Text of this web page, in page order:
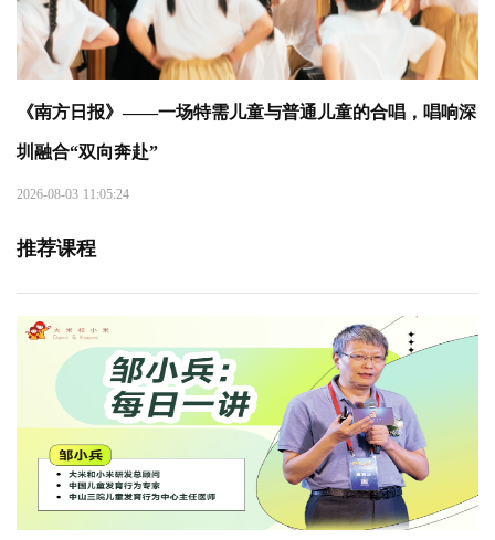
《南方日报》——一场特需儿童与普通儿童的合唱，唱响深
圳融合“双向奔赴”
2026-08-03 11:05:24
推荐课程